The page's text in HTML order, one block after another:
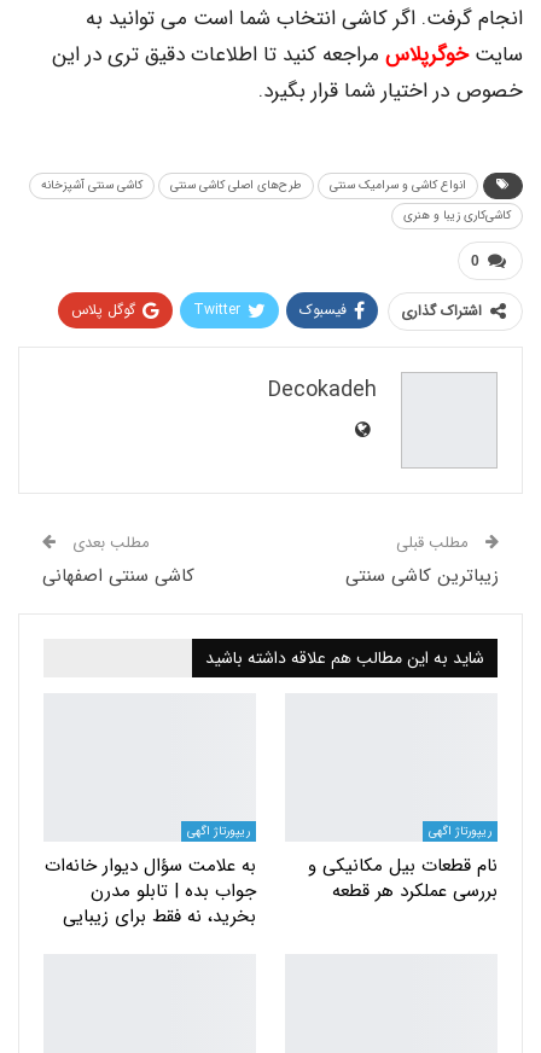
انجام گرفت. اگر کاشی انتخاب شما است می توانید به
سایت خوگرپلاس مراجعه کنید تا اطلاعات دقیق تری در این
خصوص در اختیار شما قرار بگیرد.
انواع کاشی و سرامیک سنتی طرح‌های اصلی کاشی سنتی
کاشی سنتی آشپزخانه
کاشی‌کاری زیبا و هنری
0
اشتراک گذاری فیسبوک Twitter
گوگل پلاس
Decokadeh
مطلب قبلی
زیباترین کاشی سنتی
مطلب بعدی
کاشی سنتی اصفهانی
شاید به این مطالب هم علاقه داشته باشید
ریپورتاژ اگهی
نام قطعات بیل مکانیکی و
بررسی عملکرد هر قطعه
ریپورتاژ اگهی
به علامت سؤال دیوار خانه‌ات
جواب بده | تابلو مدرن
بخرید، نه فقط برای زیبایی